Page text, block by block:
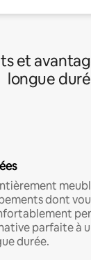
et
longue
dont
parfaite à
durée.